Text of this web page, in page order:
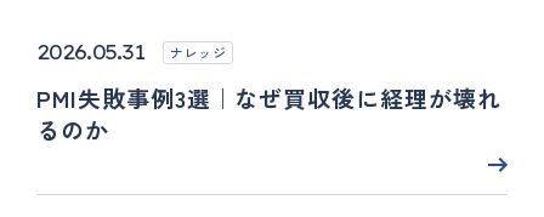
2026.05.31 ナレッジ
PMI失敗事例3選｜なぜ買収後に経理が壊れ
るのか